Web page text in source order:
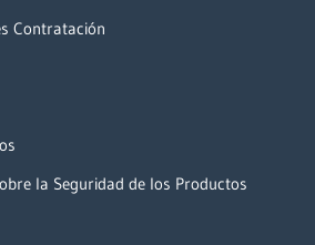
Contratación
la Seguridad de los Productos